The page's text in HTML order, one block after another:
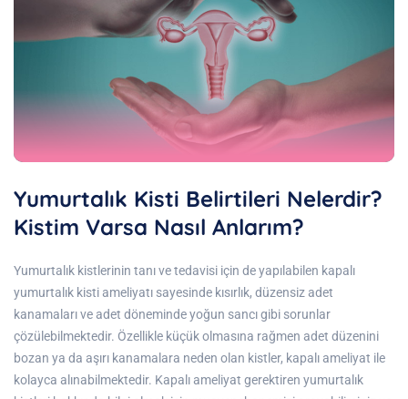
Yumurtalık Kisti Belirtileri Nelerdir?
Kistim Varsa Nasıl Anlarım?
Yumurtalık kistlerinin tanı ve tedavisi için de yapılabilen kapalı
yumurtalık kisti ameliyatı sayesinde kısırlık, düzensiz adet
kanamaları ve adet döneminde yoğun sancı gibi sorunlar
çözülebilmektedir. Özellikle küçük olmasına rağmen adet düzenini
bozan ya da aşırı kanamalara neden olan kistler, kapalı ameliyat ile
kolayca alınabilmektedir. Kapalı ameliyat gerektiren yumurtalık